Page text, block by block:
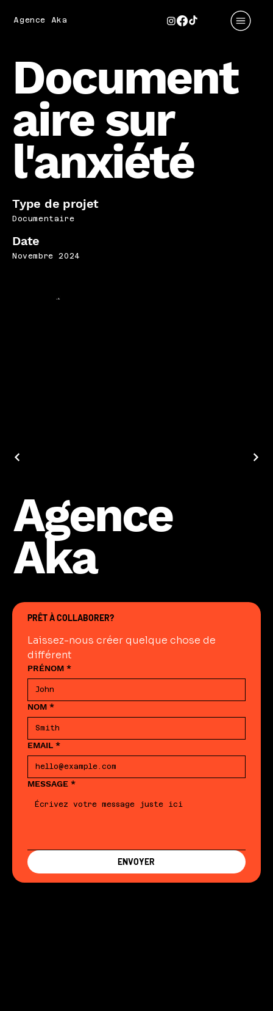
Agence Aka
Document
aire sur
l'anxiété
Type de projet
Documentaire
Date
Novembre 2024
Agence
Aka
PRÊT À COLLABORER?
Laissez-nous créer quelque chose de
différent
PRÉNOM *
NOM *
EMAIL *
MESSAGE *
ENVOYER